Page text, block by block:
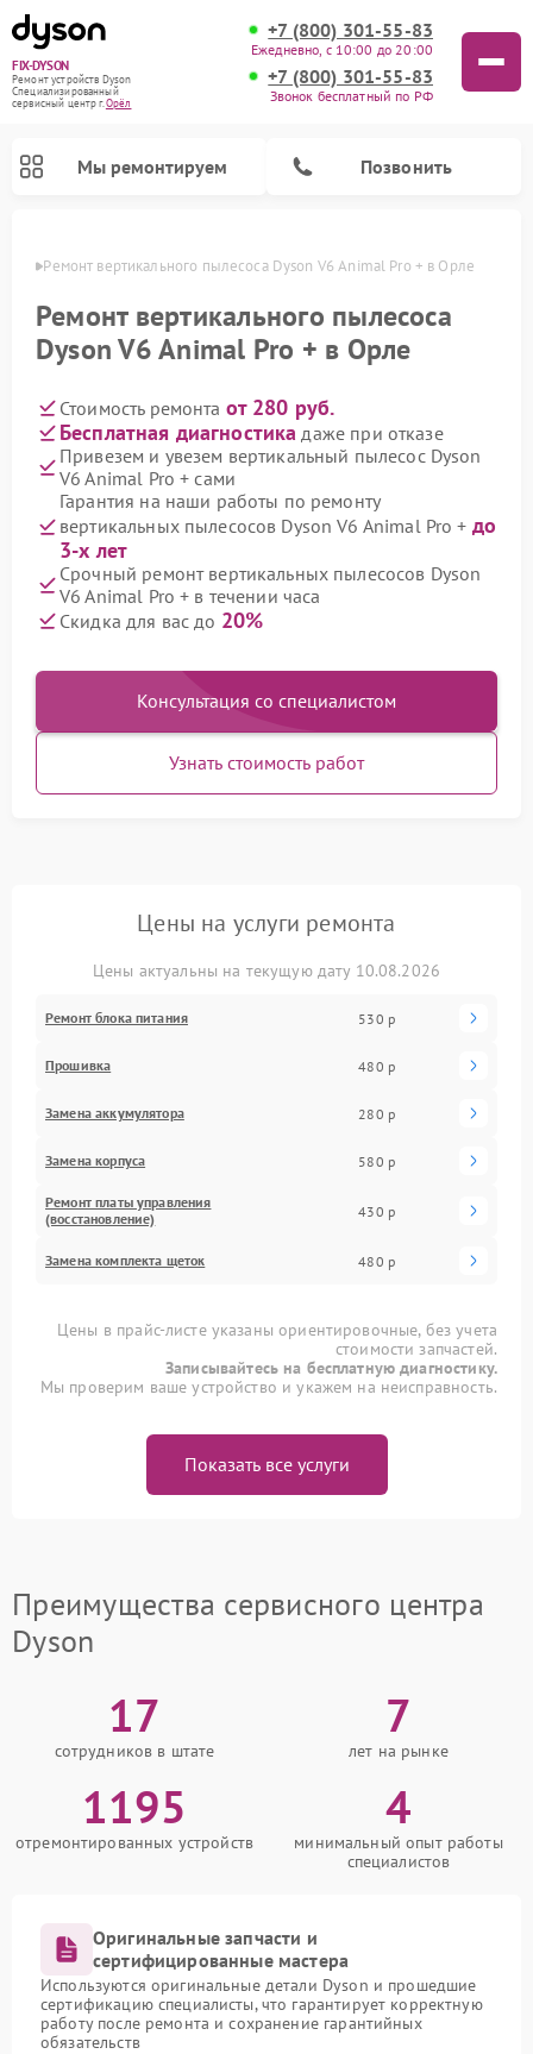
FIX-DYSON
Ремонт устройств Dyson
Специализированный
cервисный центр г.Орёл
+7 (800) 301-55-83
Ежедневно, с 10:00 до 20:00
+7 (800) 301-55-83
Звонок бесплатный по РФ
Мы ремонтируем Позвонить
Ремонт вертикального пылесоса Dyson V6 Animal Pro + в Орле
Ремонт вертикального пылесоса
Dyson V6 Animal Pro + в Орле
Стоимость ремонта от 280 руб.
Бесплатная диагностика даже при отказе
Привезем и увезем вертикальный пылесос Dyson
V6 Animal Pro + сами
Гарантия на наши работы по ремонту
вертикальных пылесосов Dyson V6 Animal Pro + до
3-х лет
Срочный ремонт вертикальных пылесосов Dyson
V6 Animal Pro + в течении часа
Скидка для вас до 20%
Консультация со специалистом
Узнать стоимость работ
Цены на услуги ремонта
Цены актуальны на текущую дату 10.08.2026
Ремонт блока питания 530 р
Прошивка 480 р
Замена аккумулятора 280 р
Замена корпуса 580 р
Ремонт платы управления
(восстановление)
430 р
Замена комплекта щеток 480 р
Цены в прайс-листе указаны ориентировочные, без учета
стоимости запчастей.
Записывайтесь на бесплатную диагностику.
Мы проверим ваше устройство и укажем на неисправность.
Показать все услуги
Преимущества сервисного центра
Dyson
17
сотрудников в штате
7
лет на рынке
1195
отремонтированных устройств
4
минимальный опыт работы
специалистов
Оригинальные запчасти и
сертифицированные мастера
Используются оригинальные детали Dyson и прошедшие
сертификацию специалисты, что гарантирует корректную
работу после ремонта и сохранение гарантийных
обязательств